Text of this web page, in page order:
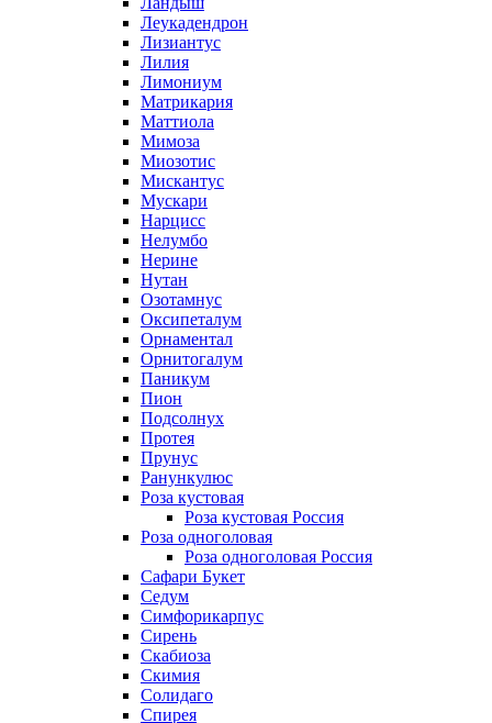
Леукадендрон
Лизиантус
Лилия
Лимониум
Матрикария
Маттиола
Мимоза
Миозотис
Мискантус
Мускари
Нарцисс
Нелумбо
Нерине
Нутан
Озотамнус
Оксипеталум
Орнаментал
Орнитогалум
Паникум
Пион
Подсолнух
Протея
Прунус
Ранункулюс
Роза кустовая
Роза кустовая Россия
Роза одноголовая
Роза одноголовая Россия
Сафари Букет
Седум
Симфорикарпус
Сирень
Скабиоза
Скимия
Солидаго
Спирея